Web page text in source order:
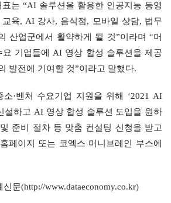
는 “AI 솔루션을 활용한 인공지능 동영
육, AI 강사, 음식점, 모바일 상담, 법무
산업군에서 활약하게 될 것”이라며 “머
요 기업들에 AI 영상 합성 솔루션을 제공
발전에 기여할 것”이라고 말했다.
소·벤처 수요기업 지원을 위해 ‘2021 AI
설하고 AI 영상 합성 솔루션 도입을 원하
준비 절차 등 맞춤 컨설팅 신청을 받고
페이지 또는 코엑스 머니브레인 부스에
문(http://www.dataeconomy.co.kr)